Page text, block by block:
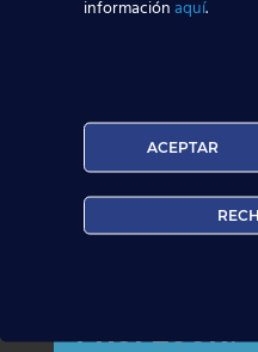
prácticas en el aeropuerto
PROFESOR?
informaciónaquí.
ACEPTAR